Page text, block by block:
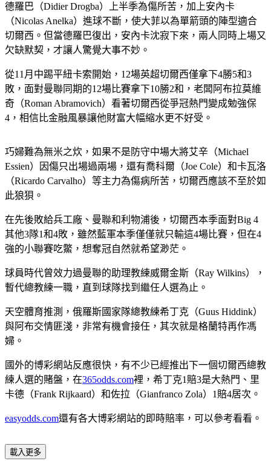
德羅巴（Didier Drogba）上半季為傷所苦，加上安內卡
（Nicolas Anelka）進球不斷，使大菲以為單箭頭的陣型適合
切爾西。但當德羅巴復出，安內卡沈寂下來，兩人同時上場又
欠缺默契，才讓人驚覺大事不妙。
從11月中踢平紐卡索開始，12場英超切爾西僅拿下4勝5和3
敗，面對曼聯同期的12場比賽拿下10勝2和，老闆阿布拉莫維
奇（Roman Abramovich）看著切爾西從爭冠熱門變成勉強保
4，相信比金融風暴讓他財富大幅縮水更不好受。
巧婦難為無米之炊，如果不是防守中場大將艾辛（Michael
Essien）因傷只出場過兩場，還有喬科爾（Joe Cole）和卡瓦洛
（Ricardo Carvalho）等主力為傷病所苦，切爾西應該不至於如
此狼狽。
在先後敗給兵工廠、曼聯和利物浦後，切爾西本季面對Big 4
其他3隊1和4敗，雖然藍軍本季僅僅就只輸這4場比賽，但在4
強的小聯賽吃鱉，想奪冠自然就希望渺茫。
球員時代曾效力過曼聯的助理教練威爾金斯（Ray Wilkins），
暫代總教練一職，直到球隊找到繼任人選為止。
天空體育推測，俄羅斯國家隊總教練希丁克（Guus Hiddink）
與阿布交情匪淺，非常有機會接任，其次就是格蘭特再作馮
婦。
國外的博彩網站反應很快，有不少已經推出下一個切爾西總教
練人選的賭盤，在365odds.com裡，希丁克1賠3是大熱門、里
卡德（Frank Rijkaard）和佐拉（Gianfranco Zola）1賠4居次。
easyodds.com還有各大博彩網站的即時賠率，可以參考看看。
載入更多